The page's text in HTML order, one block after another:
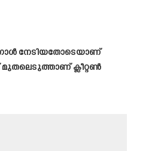
ഗോൾ നേടിയതോടെയാണ്
മുതലെടുത്താണ് ക്ലീറ്റൺ